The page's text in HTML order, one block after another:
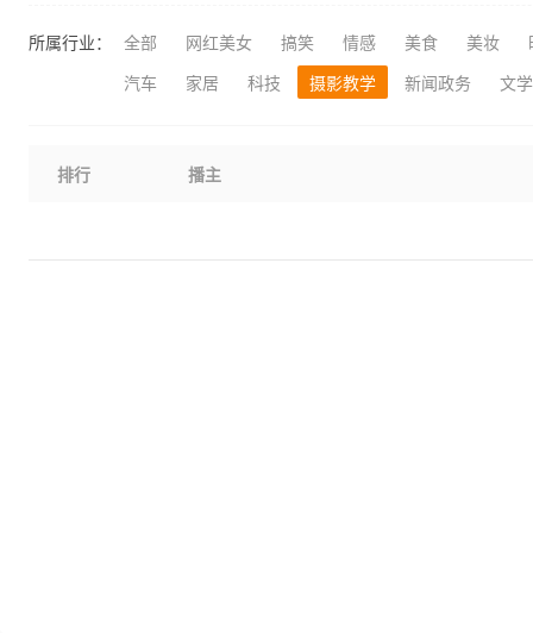
所属行业： 全部 网红美女 搞笑 情感 美食 美妆
汽车
家居 科技 摄影教学 新闻政务 文
排行 播主